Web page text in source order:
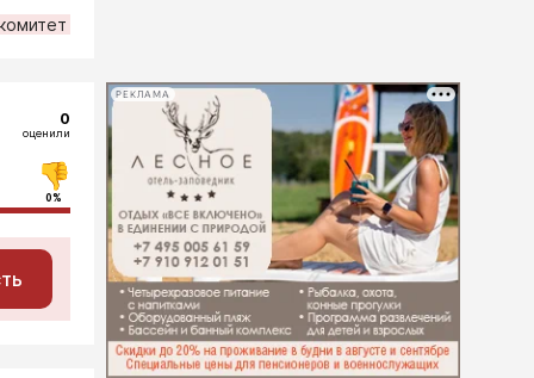
0
оценили
0%
РЕКЛАМА